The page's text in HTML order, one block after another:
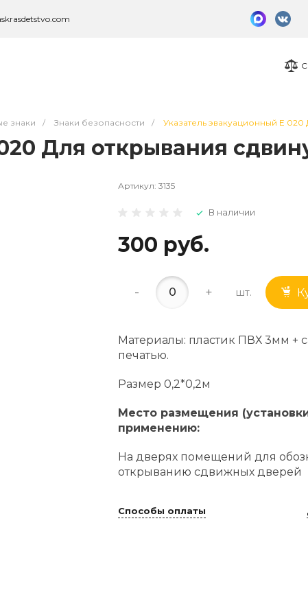
знаки / Знаки безопасности / Указатель эвакуационный Е 020
Для открывания
Артикул: 3135
В наличии
300 руб.
- + шт.
Материалы: пластик ПВХ 3мм +
печатью.
Размер 0,2*0,2м
Место размещения
применению:
На дверях помещений для
открыванию сдвижных дверей
Способы оплаты